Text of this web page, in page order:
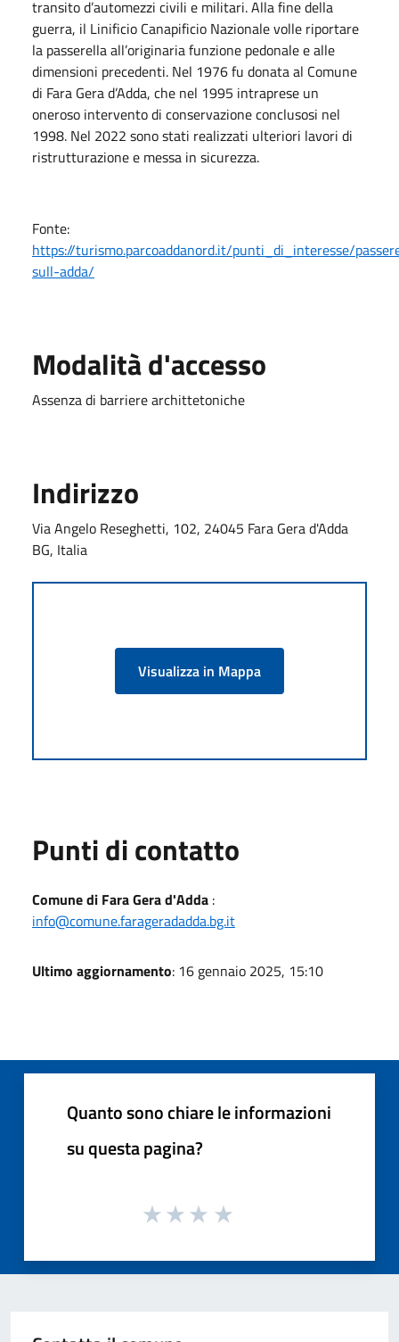
transito d’automezzi civili e militari. Alla fine della
guerra, il Linificio Canapificio Nazionale volle riportare
la passerella all’originaria funzione pedonale e alle
dimensioni precedenti. Nel 1976 fu donata al Comune
di Fara Gera d’Adda, che nel 1995 intraprese un
oneroso intervento di conservazione conclusosi nel
1998. Nel 2022 sono stati realizzati ulteriori lavori di
ristrutturazione e messa in sicurezza.
Fonte:
https://turismo.parcoaddanord.it/punti_di_interesse/
sull-adda/
Modalità d'accesso
Assenza di barriere archittetoniche
Indirizzo
Via Angelo Reseghetti, 102, 24045 Fara Gera d'Adda
BG, Italia
Visualizza in Mappa
Punti di contatto
Comune di Fara Gera d'Adda :
info@comune.farageradadda.bg.it
Ultimo aggiornamento: 16 gennaio 2025, 15:10
Quanto sono chiare le informazioni
su questa pagina?